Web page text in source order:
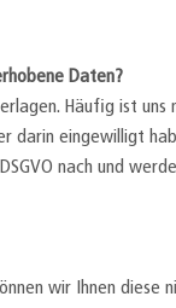
Daten?
Häufig ist uns
darin eingewilligt
nach und
wir Ihnen diese